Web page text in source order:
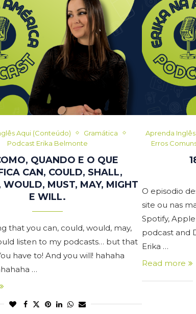
Aqui (Conteúdo)
Gramática
Podcast Erika Belmonte
QUANDO E O QUE
CAN, COULD, SHALL,
WOULD, MUST, MAY, MIGHT
E WILL.
that you can, could, would, may,
listen to my podcasts… but that
have to! And you will! hahaha
…
Aprenda
Erros
O episodio
site ou nas
Spotify,
podcast and
Erika …
Read more